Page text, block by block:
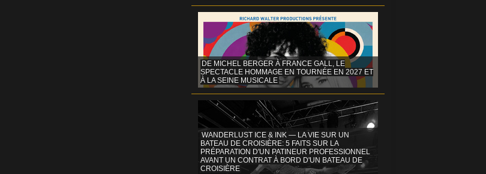
DE MICHEL BERGER À FRANCE GALL, LE
SPECTACLE HOMMAGE EN TOURNÉE EN 2027 ET
À LA SEINE MUSICALE
WANDERLUST ICE & INK — LA VIE SUR UN
BATEAU DE CROISIÈRE: 5 FAITS SUR LA
PRÉPARATION D'UN PATINEUR PROFESSIONNEL
AVANT UN CONTRAT À BORD D'UN BATEAU DE
CROISIÈRE